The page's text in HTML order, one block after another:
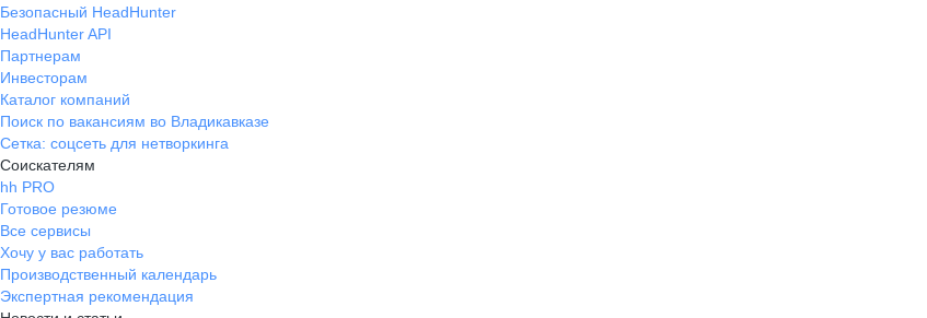
Безопасный HeadHunter
HeadHunter API
Партнерам
Инвесторам
Каталог компаний
Поиск по вакансиям во Владикавказе
Сетка: соцсеть для нетворкинга
Соискателям
hh PRO
Готовое резюме
Все сервисы
Хочу у вас работать
Производственный календарь
Экспертная рекомендация